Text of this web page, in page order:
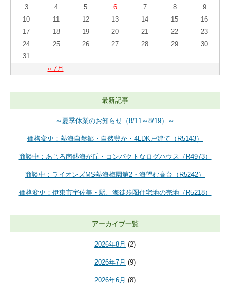
« 7月
3
4 5 6 7 8
9
10
11 12 13 14 15
16
17
18 19 20 21 22
23
24
25 26 27 28 29
30
31
最新記事
～夏季休業のお知らせ（8/11～8/19）～
価格変更：熱海自然郷・自然豊か・4LDK戸建て（R5143）
商談中：あじろ南熱海が丘・コンパクトなログハウス（R4973）
商談中：ライオンズMS熱海梅園第2・海望む高台（R5242）
価格変更：伊東市宇佐美・駅、海徒歩圏住宅地の売地（R5218）
アーカイブ一覧
2026年8月 (2)
2026年7月 (9)
2026年6月 (8)